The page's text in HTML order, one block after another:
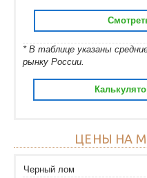
* В таблице указаны
рынку России.
ЦЕНЫ НА
Черный лом